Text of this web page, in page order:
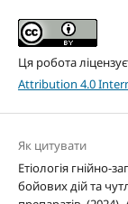
Ця робота
Attribution 4.0
Як цитувати
Етіологія гнійно-
бойових дій та